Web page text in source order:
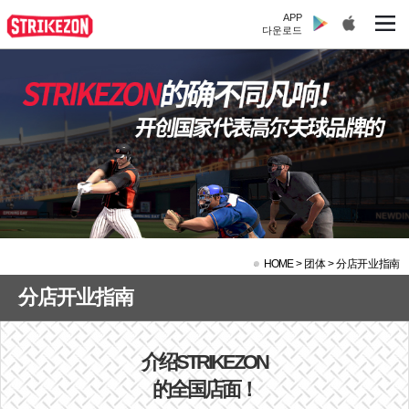
APP
다운로드
分店开业指南
HOME> 团体 >分店开业指南
介绍STRIKEZON
的全国店面！